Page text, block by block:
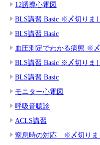
12誘導心電図
BLS講習 Basic ※〆切りま
BLS講習 Basic
血圧測定でわかる病態 ※
BLS講習 Basic ※〆切りま
BLS講習 Basic
モニター心電図
呼吸音聴診
ACLS講習
窒息時の対応 ※〆切りま